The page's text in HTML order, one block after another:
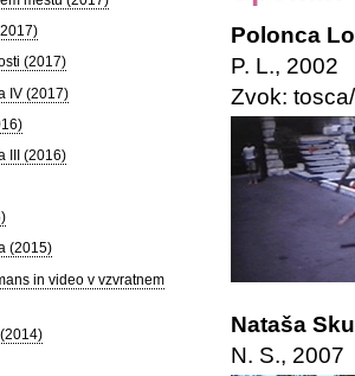
Polonca
P. L., 2002
Zvok:
Nataša
N. S., 2007
(2017)
IV (2017)
III (2016)
(2015)
in video v vzvratnem